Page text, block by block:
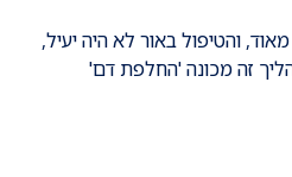
והטיפול באור לא היה יעיל,
זה מכונה 'החלפת דם'